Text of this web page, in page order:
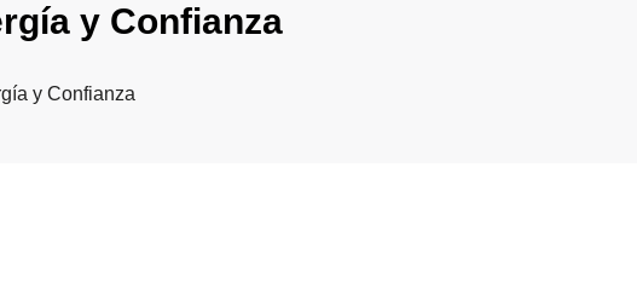
y Confianza
y Confianza